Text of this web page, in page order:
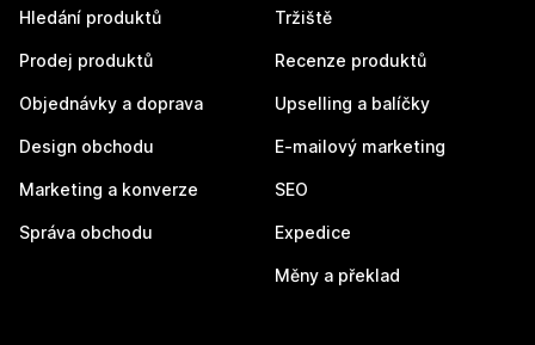
Hledání produktů
Prodej produktů
Objednávky a doprava
Design obchodu
Marketing a konverze
Správa obchodu
Tržiště
Recenze produktů
Upselling a balíčky
E-mailový marketing
SEO
Expedice
Měny a překlad